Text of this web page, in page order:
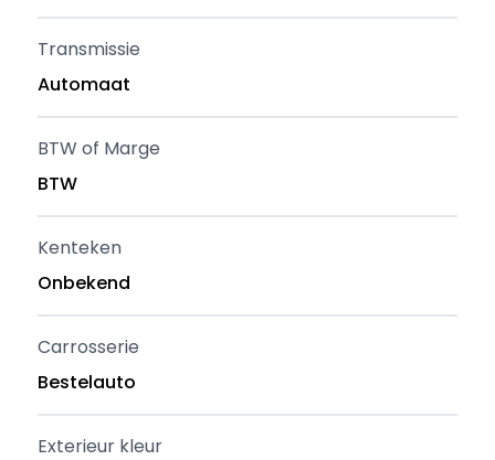
Transmissie
Automaat
BTW of Marge
BTW
Kenteken
Onbekend
Carrosserie
Bestelauto
Exterieur kleur